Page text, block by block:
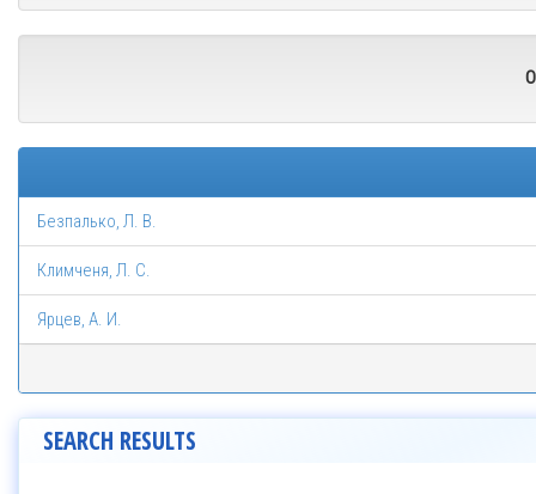
Безпалько, Л. В.
Климченя, Л. С.
Ярцев, А. И.
SEARCH RESULTS